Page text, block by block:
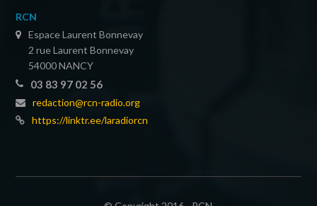
RCN
Espace Laurent Bonnevay
2 rue Laurent Bonnevay
54000 NANCY
03 83 97 02 56
redaction@rcn-radio.org
https://linktr.ee/laradiorcn